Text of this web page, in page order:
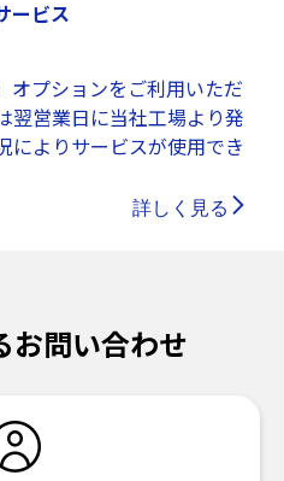
ービス
オプションをご利用いただ
翌営業日に当社工場より発
によりサービスが使用でき
詳しく見る
お問い合わせ